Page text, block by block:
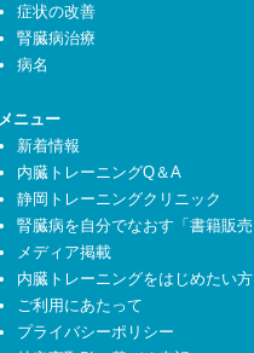
症状の改善
腎臓病治療
病名
メニュー
新着情報
内臓トレーニングQ＆A
静岡トレーニングクリニック
腎臓病を自分でなおす「書籍販売
メディア掲載
内臓トレーニングをはじめたい方
ご利用にあたって
プライバシーポリシー